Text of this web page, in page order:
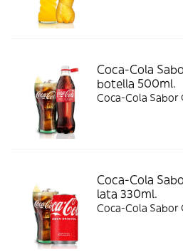
Coca-Cola
botella 500ml.
Coca-Cola
Coca-Cola
lata 330ml.
Coca-Cola Sabor